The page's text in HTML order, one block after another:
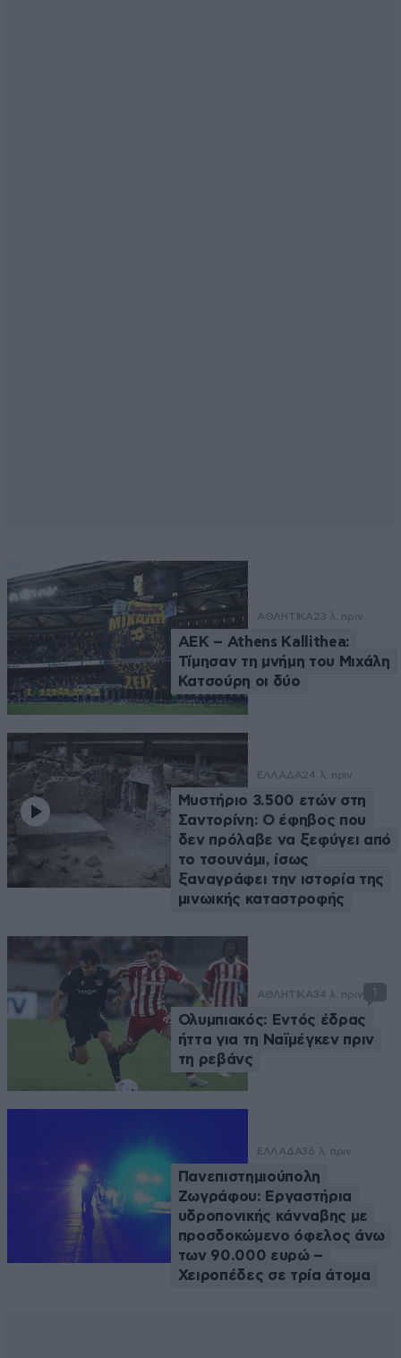
ΑΘΛΗΤΙΚΑ23 λ. πριν
ΑΕΚ – Athens Kallithea:
Τίμησαν τη μνήμη του Μιχάλη
Κατσούρη οι δύο
ΕΛΛΑΔΑ24 λ. πριν
Μυστήριο 3.500 ετών στη
Σαντορίνη: Ο έφηβος που
δεν πρόλαβε να ξεφύγει από
το τσουνάμι, ίσως
ξαναγράφει την ιστορία της
μινωικής καταστροφής
ΑΘΛΗΤΙΚΑ34 λ. πριν 1
Ολυμπιακός: Εντός έδρας
ήττα για τη Ναϊμέγκεν πριν
τη ρεβάνς
ΕΛΛΑΔΑ36 λ. πριν
Πανεπιστημιούπολη
Ζωγράφου: Εργαστήρια
υδροπονικής κάνναβης με
προσδοκώμενο όφελος άνω
των 90.000 ευρώ –
Χειροπέδες σε τρία άτομα